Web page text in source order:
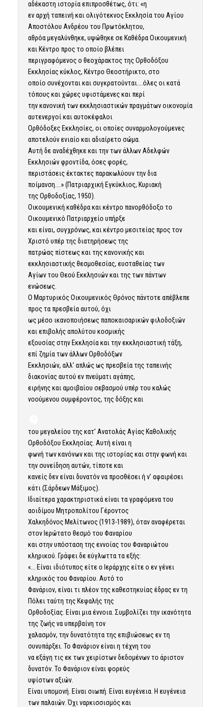
αδέκαστη ιστορία επιπροσθέτως, ότι: «η
εν αρχή ταπεινή και ολιγότεκνος Εκκλησία του Αγίου
Αποστόλου Ανδρέου του Πρωτόκλητου,
αθρόα μεγαλύνθηκε, υψώθηκε σε Καθέδρα Οικουμενική
και Κέντρο προς το οποίο βλέπει
περιγραφόμενος ο θεοχάρακτος της Ορθοδόξου
Εκκλησίας κύκλος, Κέντρο Θεοστήρικτο, στο
οποίο συνέχονται και συγκρατούνται….όλες οι κατά
τόπους και χώρες υφιστάμενες και περί
την κανονική των εκκλησιαστικών πραγμάτων οικονομία
αυτενεργοί και αυτοκέφαλοι
Ορθόδοξες Εκκλησίες, οι οποίες συναρμολογούμενες
αποτελούν ενιαίο και αδιαίρετο σώμα.
Αυτή δε αναδέχθηκε και την των άλλων Αδελφών
Εκκλησιών φροντίδα, όσες φορές,
περιστάσεις έκτακτες παρακωλύουν την δια
ποίμανση….» (Πατριαρχική Εγκύκλιος, Κυριακή
της Ορθοδοξίας, 1950).
Οικουμενική καθέδρα και κέντρο πανορθόδοξο το
Οικουμενικό Πατριαρχείο υπήρξε
και είναι, συγχρόνως, και κέντρο μεσιτείας προς τον
Χριστό υπέρ της διατηρήσεως της
πατρώας πίστεως και της κανονικής και
εκκλησιαστικής θεσμοθεσίας, ευσταθείας των
Αγίων του Θεού Εκκλησιών και της των πάντων
ενώσεως.
Ο Μαρτυρικός Οικουμενικός Θρόνος πάντοτε απέβλεπε
προς τα πρεσβεία αυτού, όχι
ως μέσο ικανοποιήσεως παποκαισαρικών φιλοδοξιών
και επιβολής απολύτου κοσμικής
εξουσίας στην Εκκλησία και την εκκλησιαστική τάξη,
επί ζημία των άλλων Ορθοδόξων
Εκκλησιών, αλλ’ απλώς ως πρεσβεία της ταπεινής
διακονίας αυτού εν πνεύματι αγάπης,
ειρήνης και αμοιβαίου σεβασμού υπέρ του καλώς
νοούμενου συμφέροντος, της δόξης και
του μεγαλείου της κατ’ Ανατολάς Αγίας Καθολικής
Ορθοδόξου Εκκλησίας. Αυτή είναι η
φωνή των κανόνων και της ιστορίας και στην φωνή και
την συνείδηση αυτών, τίποτε και
κανείς δεν είναι δυνατόν να προσθέσει ή ν’ αφαιρέσει
κάτι (Σάρδεων Μάξιμος).
Ιδιαίτερα χαρακτηριστικά είναι τα γραφόμενα του
αοιδίμου Μητροπολίτου Γέροντος
Χαλκηδόνος Μελίτωνος (1913-1989), όταν αναφέρεται
στον Ιερώτατο θεσμό του Φαναρίου
και στην υπόσταση της εννοίας του Φαναριώτου
κληρικού. Γράφει δε εύγλωττα τα εξής:
«… Είναι ιδιότυπος είτε ο Ιεράρχης είτε ο εν γένει
κληρικός του Φαναρίου. Αυτό το
Φανάριον, είναι τι πλέον της καθεστηκυίας έδρας εν τη
Πόλει ταύτη της Κεφαλής της
Ορθοδοξίας. Είναι μια έννοια. Συμβολίζει την ικανότητα
της ζωής να υπερβαίνη τον
χαλασμόν, την δυνατότητα της επιβιώσεως εν τη
συνυπάρξει. Το Φανάριον είναι η τέχνη του
να εξάγη τις εκ των χειρίστων δεδομένων το άριστον
δυνατόν. Το Φανάριον είναι φορεύς
υψίστων αξιών.
Είναι υπομονή. Είναι σιωπή. Είναι ευγένεια. Η ευγένεια
των παλαιών. Όχι ναρκισσισμός και